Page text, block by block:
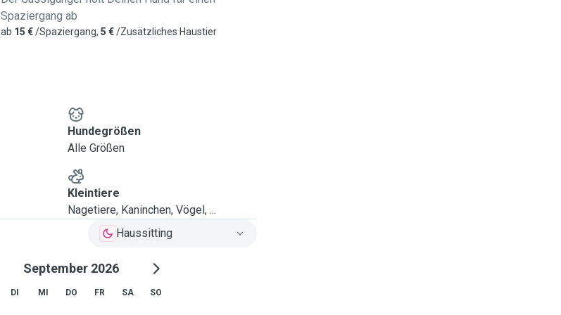
Spaziergang ab
ab 15 €/Spaziergang, 5 €/Zusätzliches Haustier
Hundegrößen
Alle Größen
Kleintiere
Nagetiere, Kaninchen, Vögel, ...
Haussitting
September 2026
DI MI DO FR SA SO